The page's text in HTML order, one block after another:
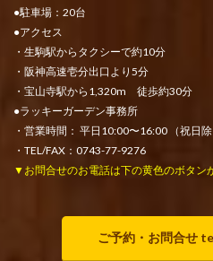
●駐車場：20台
●アクセス
・生駒駅からタクシーで約10分
・阪神高速壱分出口より5分
・宝山寺駅から1,320m 徒歩約30分
●ラッキーガーデン事務所
・営業時間： 平日10:00〜16:00 （祝日除
・TEL/FAX：0743-77-9276
▼お問合せのお電話は下の黄色のボタン
ご予約・お問合せ